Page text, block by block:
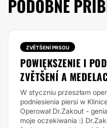
PODOBNÉ
ZVĚTŠENÍ PRSOU
POWIĘKSZENIE I
ZVĚTŠENÍ A
W styczniu przeszłam
podniesienia piersi w
Operował Dr.Zakout -
moje oczekiwania :)